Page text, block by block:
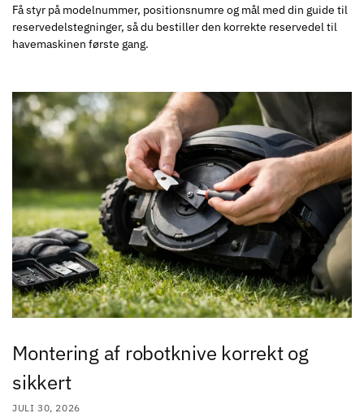
Få styr på modelnummer, positionsnumre og mål med din guide til
reservedelstegninger, så du bestiller den korrekte reservedel til
havemaskinen første gang.
Montering af robotknive korrekt og
sikkert
JULI 30, 2026